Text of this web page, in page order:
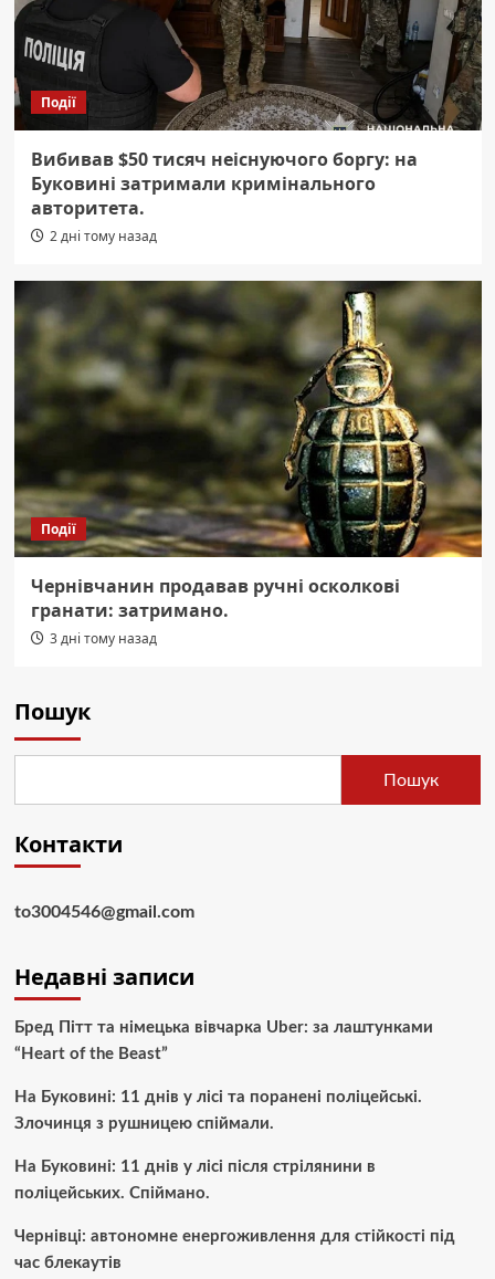
Події
Вибивав $50 тисяч неіснуючого боргу: на
Буковині затримали кримінального
авторитета.
2 дні тому назад
Події
Чернівчанин продавав ручні осколкові
гранати: затримано.
3 дні тому назад
Пошук
Пошук
Контакти
to3004546@gmail.com
Недавні записи
Бред Пітт та німецька вівчарка Uber: за лаштунками
“Heart of the Beast”
На Буковині: 11 днів у лісі та поранені поліцейські.
Злочинця з рушницею спіймали.
На Буковині: 11 днів у лісі після стрілянини в
поліцейських. Спіймано.
Чернівці: автономне енергоживлення для стійкості під
час блекаутів